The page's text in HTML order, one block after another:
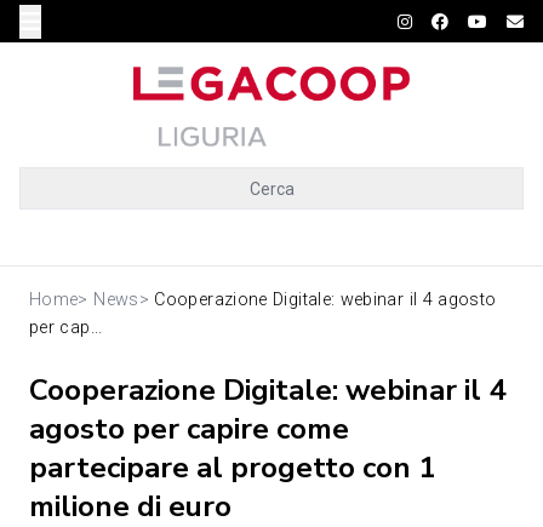
Cerca
Home> News> Cooperazione Digitale: webinar il 4 agosto
per cap...
Cooperazione Digitale: webinar il 4
agosto per capire come
partecipare al progetto con 1
milione di euro